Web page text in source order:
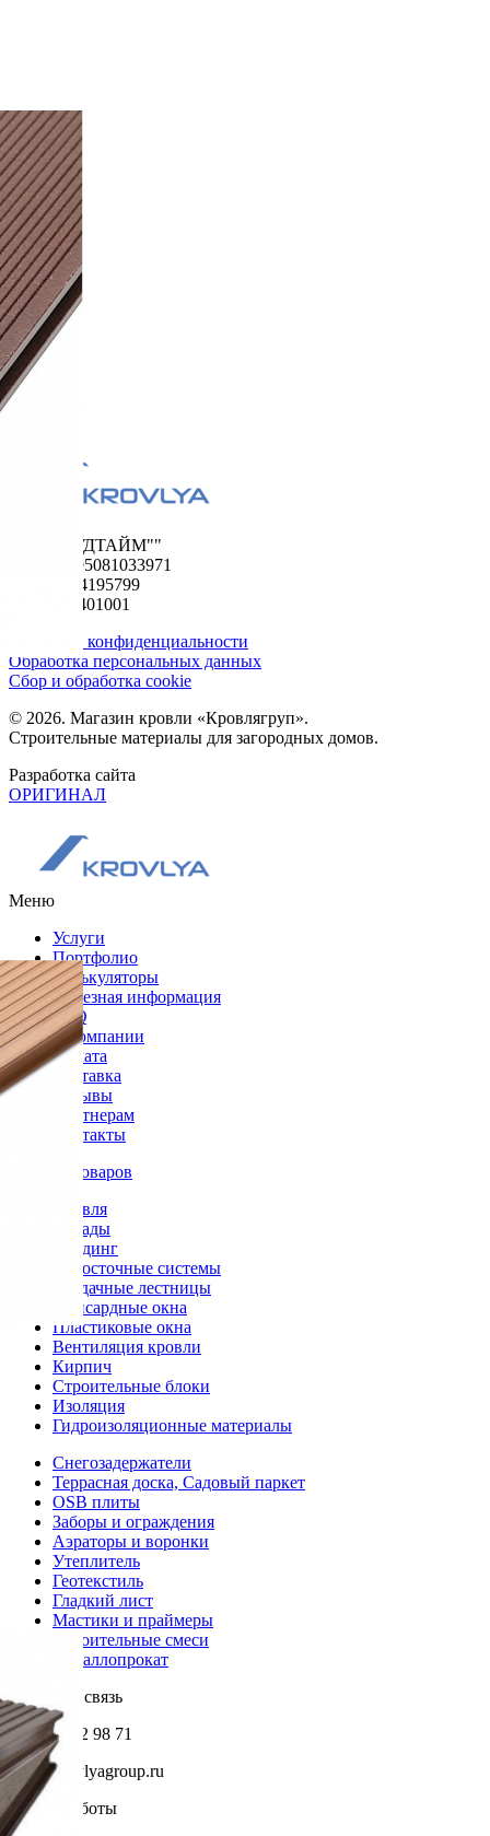
ООО "ФУДТАЙМ""
ОГРН 1195081033971
ИНН 5024195799
КПП 502401001
Политика конфиденциальности
Обработка персональных данных
Сбор и обработка cookie
© 2026. Магазин кровли «Кровлягруп».
Строительные материалы для загородных домов.
Разработка сайта
ОРИГИНАЛ
Меню
Услуги
Портфолио
Калькуляторы
Полезная информация
FAQ
О компании
Оплата
Доставка
Отзывы
Партнерам
Контакты
Каталог товаров
Кровля
Фасады
Сайдинг
Водосточные системы
Чердачные лестницы
Мансардные окна
Пластиковые окна
Вентиляция кровли
Кирпич
Строительные блоки
Изоляция
Гидроизоляционные материалы
Снегозадержатели
Террасная доска, Садовый паркет
OSB плиты
Заборы и ограждения
Аэраторы и воронки
Утеплитель
Геотекстиль
Гладкий лист
Мастики и праймеры
Строительные смеси
Металлопрокат
Обратная связь
+7 985 002 98 71
info@krovlyagroup.ru
Режим работы